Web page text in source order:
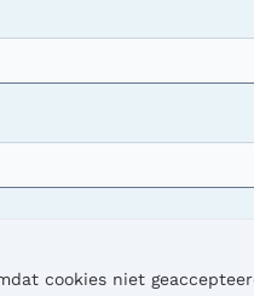
cookies niet